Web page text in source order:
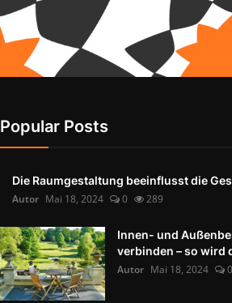
Popular Posts
Die Raumgestaltung beeinflusst die
Autor Mai 18, 2024 0 289
Innen- und
verbinden – so wird
Autor Mai 18, 2024 0